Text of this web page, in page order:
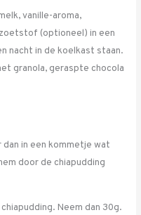
vanille-aroma,
(optioneel) in een
nacht in de koelkast staan.
granola, geraspte chocola
in een kommetje wat
door de chiapudding
Neem dan 30g.